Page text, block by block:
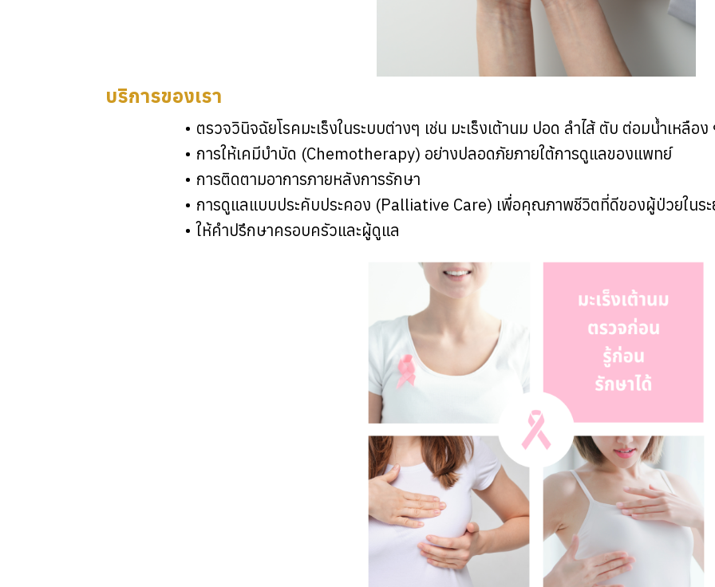
บริการของเรา
ตรวจวินิจฉัยโรคมะเร็งในระบบต่างๆ เช่น มะเร็งเต้านม ปอด ลำไส้ ตับ ต่อมน้ำเหลือง
การให้เคมีบำบัด (Chemotherapy) อย่างปลอดภัยภายใต้การดูแลของแพทย์
การติดตามอาการภายหลังการรักษา
การดูแลแบบประคับประคอง (Palliative Care) เพื่อคุณภาพชีวิตที่ดีของผู้ป่วยในระ
ให้คำปรึกษาครอบครัวและผู้ดูแล